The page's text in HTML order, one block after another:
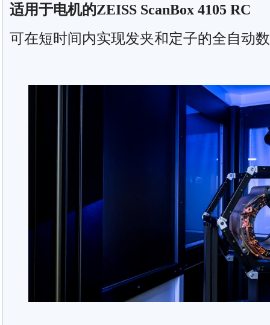
适用于电机的ZEISS ScanBox 4105 RC
可在短时间内实现发夹和定子的全自动